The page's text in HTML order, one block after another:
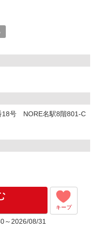
電話でご連絡します。
面接・事務所面接と選べま
18号 NORE名駅8階801-C
キープ
～2026/08/31